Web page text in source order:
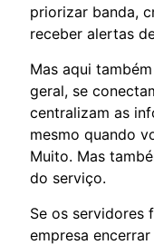
priorizar banda,
receber alertas
Mas aqui
geral, se
centralizam as
mesmo quando
Muito. Mas
do serviço.
Se os servidores
empresa